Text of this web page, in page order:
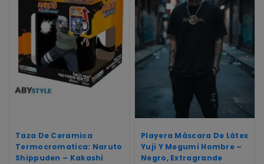
Taza De Ceramica
Termocromatica: Naruto
Shippuden – Kakashi
Playera Máscara De Látex
Yuji Y Megumi Hombre –
Negro, Extragrande